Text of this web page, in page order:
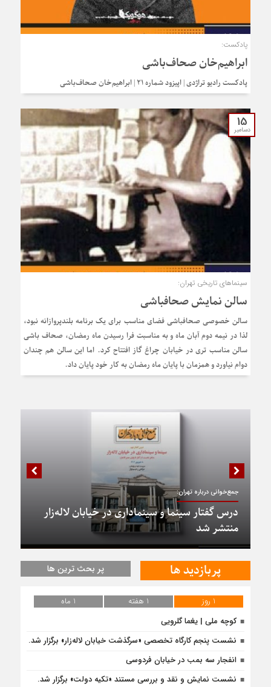
پادکست:
ابراهیم‌خان صحاف‌باشی
پادکست رادیو تراژدی | اپیزود شماره 21 | ابراهیم‌خان صحاف‌باشی
15
دسامبر
سینماهای تاریخی تهران:
سالن نمایش صحاف‎باشی
سالن خصوصی صحافباشی فضای مناسب برای یک برنامه بلندپروازانه نبود،
لذا در نیمه دوم آبان ماه و به مناسبت فرا رسیدن ماه رمضان، صحاف باشی
سالن مناسب تری در خیابان چراغ گاز افتتاح کرد. اما این سالن هم چندان
دوام نیاورد و همزمان با پایان ماه رمضان به کار خود پایان داد.
جمع‌خوانی درباره تهران:
درس گفتار سینما و سینماداری در خیابان لاله‌زار
منتشر شد
پربازدید ها پر بحث ترین ها
1 روز 1 هفته
1 ماه
کوچه ملی | یغما گلرویی
نشست پنجم کارگاه تخصصی «سرگذشت خیابان لاله‌زار» برگزار شد.
انفجار سه بمب در خیابان فردوسی
نشست نمایش و نقد و بررسی مستند «تکیه دولت» برگزار شد.